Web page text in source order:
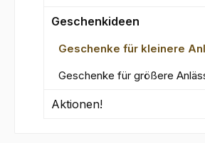
Geschenkideen
Geschenke für kleinere
Geschenke für größere
Aktionen!